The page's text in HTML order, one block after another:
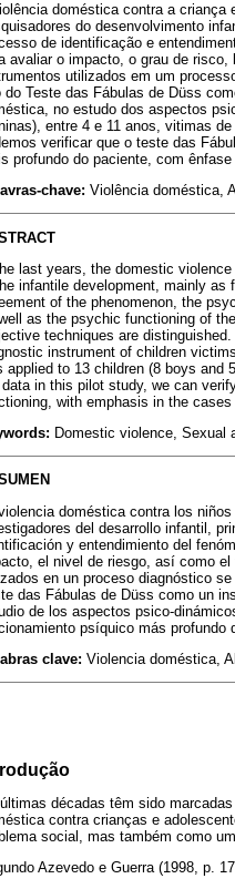
doméstica contra a criança
do desenvolvimento
de identificação e
avaliar o impacto, o grau de
utilizados em um
do Teste das Fábulas de Düss
no estudo dos aspectos
entre 4 e 11 anos, vitimas
verificar que o teste das
profundo do paciente, com
chave: Violência doméstica,
last years, the domestic
infantile development, mainly as
of the phenomenon, the
as the psychic functioning of
techniques are
instrument of children
applied to 13 children (8 boys and
in this pilot study, we can
with emphasis in the
Domestic violence, Sexual
doméstica contra los
del desarrollo infantil,
y entendimiento del
el nivel de riesgo, así como
en un proceso diagnóstico
das Fábulas de Düss como un
de los aspectos psico-
psíquico más profundo
clave: Violencia doméstica,
décadas têm sido
contra crianças e
social, mas também como
Azevedo e Guerra (1998, p.